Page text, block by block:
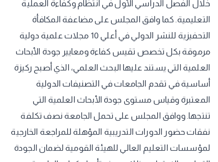
خلال الفصل الدراسي الأول في انتظام وكفاءة العملية
التعليمية. كما وافق المجلس على مضاعفة المكافأة
التحفيزية للنشر الدولي في أعلي 10 مجلات علمية دولية
مرموقة بكل تخصص تقيس كفاءة ومعايير جودة الأبحاث
العلمية التي يستند عليها البحث العلمي، الذي أصبح ركيزة
أساسية في تقدم الجامعات في التصنيفات الدولية
المعتبرة وقياس مستوى جودة الأبحاث العلمية التي
تنتجها. ووافق المجلس على تحمل الجامعة نصف تكلفة
نفقات حضور الدورات التدريبية المؤهلة للمراجعة الخارجية
لمؤسسات التعليم العالي للهيئة القومية لضمان الجودة